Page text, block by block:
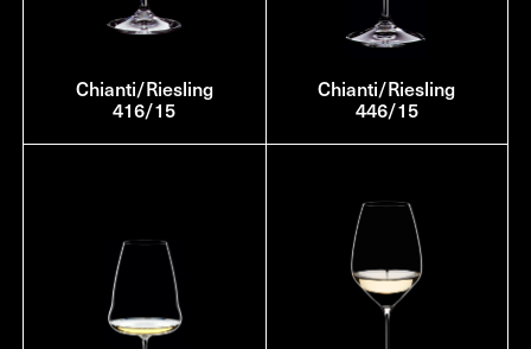
Chianti/Riesling
416/15
Chianti/Riesling
446/15